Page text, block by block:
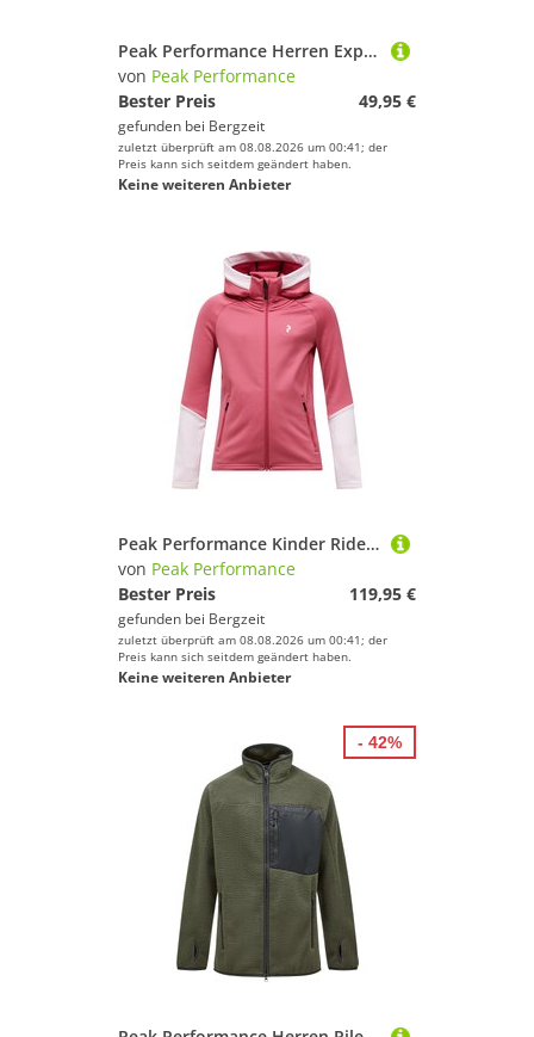
Peak Performance Herren Explore Graphic T-Shirt
von Peak Performance
Bester Preis
49,95 €
gefunden bei Bergzeit
zuletzt überprüft am 08.08.2026 um 00:41; der
Preis kann sich seitdem geändert haben.
Keine weiteren Anbieter
Peak Performance Kinder Rider Essentials Hoodie Jacke
von Peak Performance
Bester Preis
119,95 €
gefunden bei Bergzeit
zuletzt überprüft am 08.08.2026 um 00:41; der
Preis kann sich seitdem geändert haben.
Keine weiteren Anbieter
- 42%